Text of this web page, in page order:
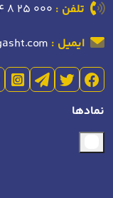
تلفن : 8 25 000
ایمیل :
نمادها